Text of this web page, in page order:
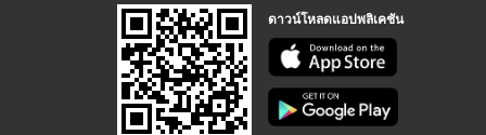
ดาวน์โหลดแอปพลิเคชัน